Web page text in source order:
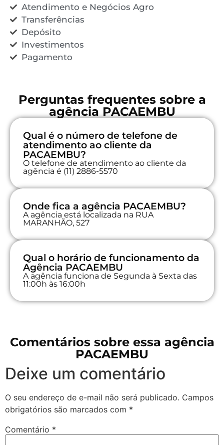
Atendimento e Negócios Agro
Transferências
Depósito
Investimentos
Pagamento
Perguntas frequentes sobre a
agência PACAEMBU
Qual é o número de telefone de
atendimento ao cliente da
PACAEMBU?
O telefone de atendimento ao cliente da
agência é (11) 2886-5570
Onde fica a agência PACAEMBU?
A agência está localizada na RUA
MARANHÃO, 527
Qual o horário de funcionamento da
Agência PACAEMBU
A agência funciona de Segunda à Sexta das
11:00h às 16:00h
Comentários sobre essa agência
PACAEMBU
Deixe um comentário
O seu endereço de e-mail não será publicado. Campos
obrigatórios são marcados com *
Comentário *